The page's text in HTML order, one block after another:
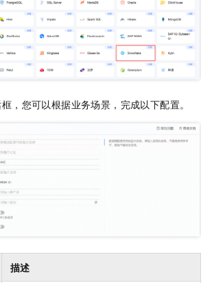
，您可以根据业务场景，完成以下配置。
描述